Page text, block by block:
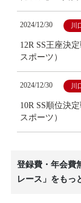
2024/12/30 川
12R SS王座決
スポーツ）
2024/12/30 川
10R SS順位決
スポーツ）
登録費・年会費
レース」をもっ